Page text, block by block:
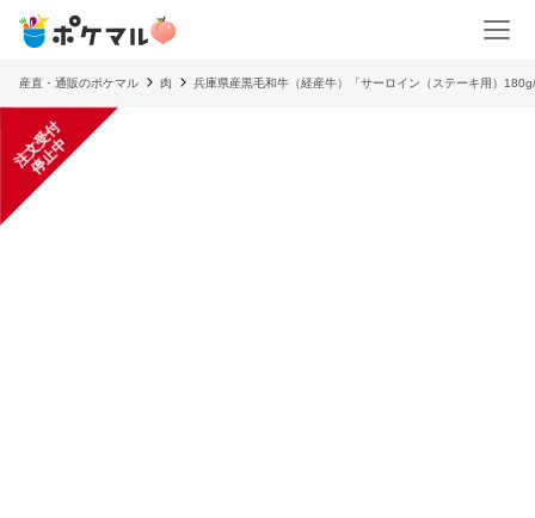
産直・通販のポケマル 肉 兵庫県産黒毛和牛（経産牛）「サーロイン（ステーキ用）
注
文
受
付
停
止
中